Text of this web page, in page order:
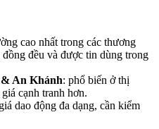
cao nhất trong các thương
đều và được tin dùng trong
An Khánh: phổ biến ở thị
cạnh tranh hơn.
dao động đa dạng, cần kiểm